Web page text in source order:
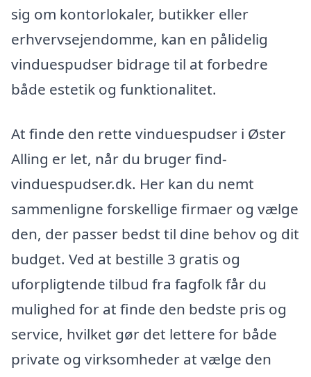
sig om kontorlokaler, butikker eller
erhvervsejendomme, kan en pålidelig
vinduespudser bidrage til at forbedre
både estetik og funktionalitet.
At finde den rette vinduespudser i Øster
Alling er let, når du bruger find-
vinduespudser.dk. Her kan du nemt
sammenligne forskellige firmaer og vælge
den, der passer bedst til dine behov og dit
budget. Ved at bestille 3 gratis og
uforpligtende tilbud fra fagfolk får du
mulighed for at finde den bedste pris og
service, hvilket gør det lettere for både
private og virksomheder at vælge den